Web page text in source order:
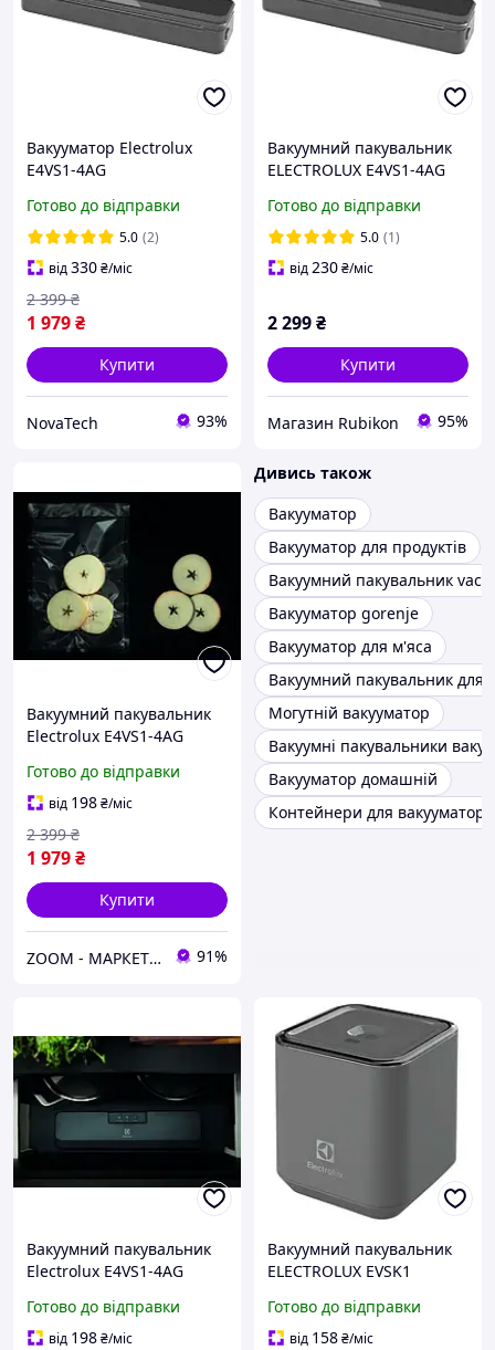
Вакууматор Electrolux
E4VS1-4AG
Готово до відправки
5.0 (2)
від330₴/міс
1 979₴
2 399 ₴
Купити
NovaTech 93%
Вакуумний пакувальник
ELECTROLUX E4VS1-4AG
Готово до відправки
5.0 (1)
від230₴/міс
2 299₴
Купити
Магазин Rubikon 95%
Вакуумний пакувальник
Electrolux E4VS1-4AG
Готово до відправки
від 198₴/міс
1 979₴
2 399 ₴
Купити
ZOOM - МАРКЕТ ЦИФРОВОЇ ТЕХНІКИ 91%
Дивись також
Вакууматор
Вакууматор для продуктів
Вакуумний пакувальник
Вакууматор gorenje
Вакууматор для м'яса
Вакуумний пакувальник для
Могутній вакууматор
Вакуумні пакувальники
Вакууматор домашній
Контейнери для вакууматора
Вакуумний пакувальник
Electrolux E4VS1-4AG
Готово до відправки
від 198₴/міс
Вакуумний пакувальник
ELECTROLUX EVSK1
Готово до відправки
від 158₴/міс